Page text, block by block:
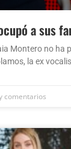
a sus
Montero no ha
la ex
comentarios